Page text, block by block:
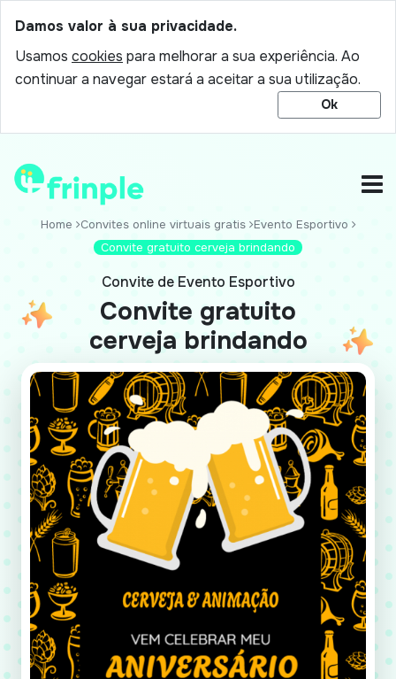
Damos valor à sua privacidade.
Usamos cookies para melhorar a sua experiência. Ao
continuar a navegar estará a aceitar a sua utilização.
Ok
Home Convites online virtuais gratis
Evento Esportivo
Convite gratuito cerveja brindando
Convite de Evento Esportivo
Convite gratuito
cerveja brindando